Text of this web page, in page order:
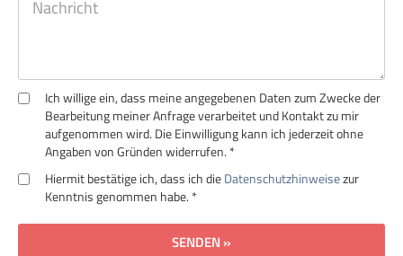
Ich willige ein, dass meine angegebenen Daten zum Zwecke der
Bearbeitung meiner Anfrage verarbeitet und Kontakt zu mir
aufgenommen wird. Die Einwilligung kann ich jederzeit ohne
Angaben von Gründen widerrufen. *
Hiermit bestätige ich, dass ich die Datenschutzhinweisezur
Kenntnis genommen habe. *
SENDEN »